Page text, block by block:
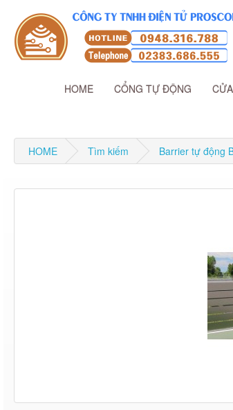
HOME CỔNG TỰ ĐỘNG
HOME Tìm kiếm Barrier tự động